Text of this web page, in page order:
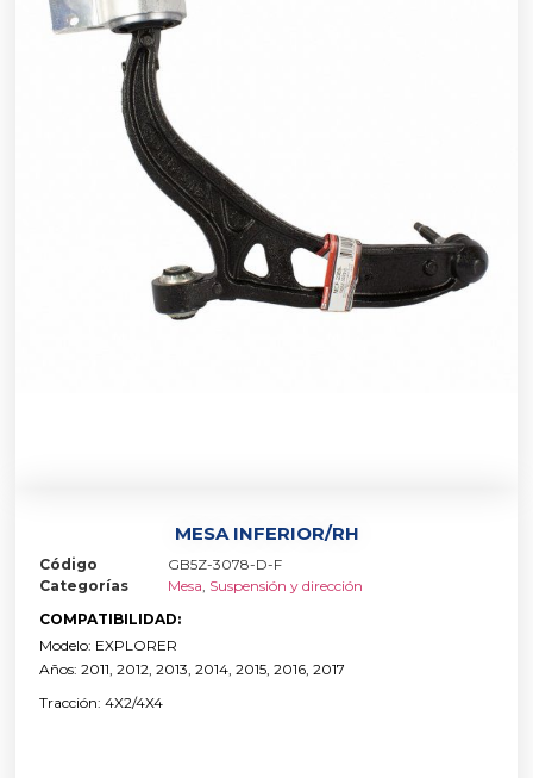
MESA INFERIOR/RH
Código
GB5Z-3078-D-F
Categorías
Mesa Suspensión y dirección
COMPATIBILIDAD:
Modelo: EXPLORER
Años: 2011, 2012, 2013, 2014, 2015, 2016, 2017
Tracción: 4X2/4X4